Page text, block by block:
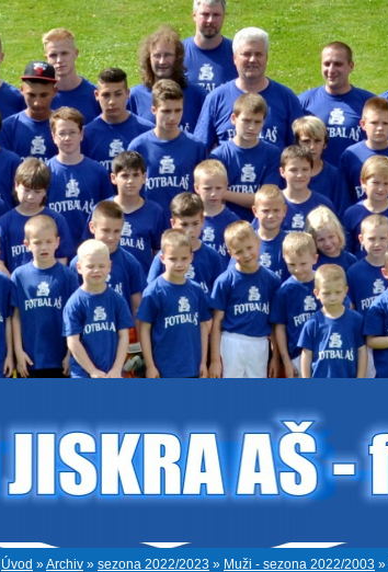
Úvod »Archiv » sezona 2022/2023 » Muži - sezona 2022/2003 »